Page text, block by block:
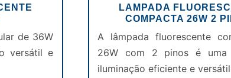
de 36W
versátil e
LAMPADA
COMPACTA 26W 2
A lâmpada fluorescente
26W com 2 pinos é uma
iluminação eficiente e